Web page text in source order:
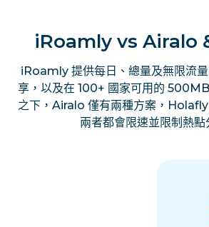
iRoamly vs Airalo
iRoamly 提供每日、總量及無限流
享，以及在 100+ 國家可用的
之下，Airalo 僅有兩種方案，
兩者都會限速並限制熱點